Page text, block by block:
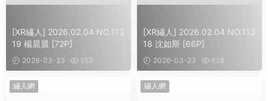
[XR繡人] 2026.02.04 NO.113
19 楊晨晨 [72P]
2026-03-23 553
[XR繡人] 2026.02.04 NO.113
18 沈如斯 [66P]
2026-03-23 638
繡人網 繡人網